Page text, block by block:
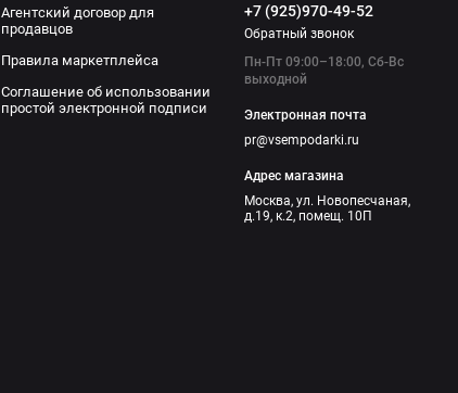
Агентский договор для
продавцов
Правила маркетплейса
Соглашение об использовании
простой электронной подписи
+7 (925)970-49-52
Обратный звонок
Пн-Пт 09:00–18:00, Сб-Вс
выходной
Электронная почта
pr@vsempodarki.ru
Адрес магазина
Москва, ул. Новопесчаная,
д.19, к.2, помещ. 10П